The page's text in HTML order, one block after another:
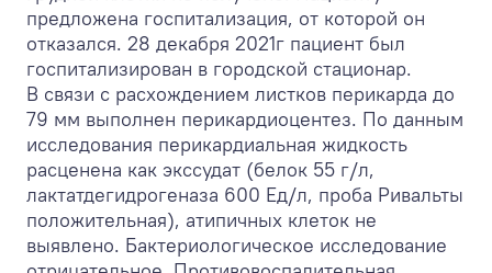
предложена госпитализация, от которой он
отказался. 28 декабря 2021г пациент был
госпитализирован в городской стационар.
В связи с расхождением листков перикарда до
79 мм выполнен перикардиоцентез. По данным
исследования перикардиальная жидкость
расценена как экссудат (белок 55 г/л,
лактатдегидрогеназа 600 Ед/л, проба Ривальты
положительная), атипичных клеток не
выявлено. Бактериологическое исследование